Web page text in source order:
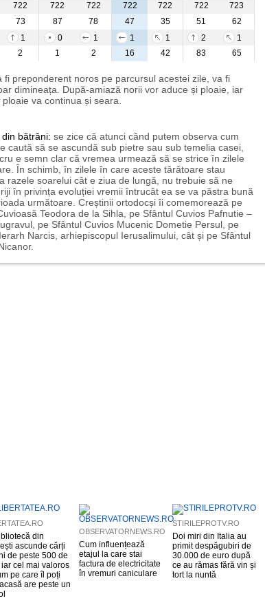
722 722 722 722 722 722
723
73 87 78 47 35 51
62
1 0 1 1 1 2
1
2 1 2 16 42 83 65
fi preponderent noros pe parcursul acestei zile, va fi
dimineața. După-amiază norii vor aduce și ploaie, iar
va continua și seara.
din bătrâni: se zice că atunci când putem observa cum
caută să se ascundă sub pietre sau sub temelia casei,
e semn clar că vremea urmează să se strice în zilele
În schimb, în zilele în care aceste târâtoare stau
razele soarelui cât e ziua de lungă, nu trebuie să ne
în privința evoluției vremii întrucât ea se va păstra bună
următoare. Creștinii ortodocși îi comemorează pe
Teodora de la Sihla, pe Sfântul Cuvios Pafnutie –
pe Sfântul Cuvios Mucenic Dometie Persul, pe
Narcis, arhiepiscopul Ierusalimului, cât și pe Sfântul
din
ascunde cărți
de peste 500 de
cel mai valoros
pe care îl poți
are peste un
OBSERVATORNEWS.RO
Cum influențează
etajul la care stai
factura de electricitate
în vremuri caniculare
STIRILEPROTV.RO
Doi miri din Italia au
primit despăgubiri de
30.000 de euro după
ce au rămas fără vin și
tort la nuntă